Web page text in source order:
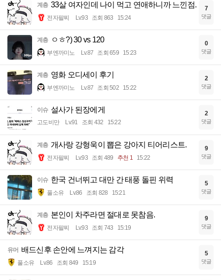
계층 33살 여자인데 나이 먹고 연애하니까 느낀점.
전자팔찌 Lv.93 조회 863 15:24
7
댓글
계층 ㅇㅎ?) 30 vs 120
부엔까미노 Lv.87 조회 659 15:23
0
댓글
계층 영화 오디세이 후기
부엔까미노 Lv.87 조회 502 15:22
2
댓글
이슈 설사가 된장에게
고도비만 Lv.91 조회 432 15:22
2
댓글
계층 개사랑 강형욱이 뽑은 강아지 티어리스트.
전자팔찌 Lv.93 조회 489 추천 1 15:22
9
댓글
이슈 한국 건너뛰고 대만 간 태풍 돌핀 위력
풀소유 Lv.86 조회 828 15:21
5
댓글
계층 본인이 차주라면 절대로 못참음.
전자팔찌 Lv.93 조회 743 15:19
9
댓글
유머 배드신후 손안에 느껴지는 감각
풀소유 Lv.86 조회 849 15:19
5
댓글